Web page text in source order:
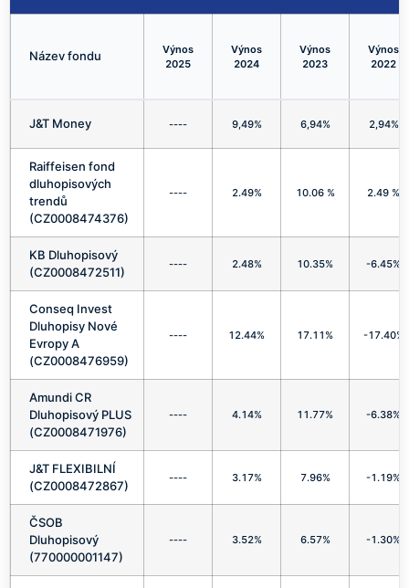
Název fondu
Výnos
2025
Výnos
2024
Výnos
2023
Výnos
2022
J&T Money ---- 9,49% 6,94% 2,94%
Raiffeisen fond
dluhopisových
trendů
(CZ0008474376)
---- 2.49% 10.06 % 2.49 %
KB Dluhopisový
(CZ0008472511)
---- 2.48% 10.35% -6.45%
Conseq Invest
Dluhopisy Nové
Evropy A
(CZ0008476959)
---- 12.44% 17.11% -17.40%
Amundi CR
Dluhopisový PLUS
(CZ0008471976)
---- 4.14% 11.77% -6.38%
J&T FLEXIBILNÍ
(CZ0008472867)
---- 3.17% 7.96% -1.19%
ČSOB
Dluhopisový
(770000001147)
---- 3.52% 6.57% -1.30%